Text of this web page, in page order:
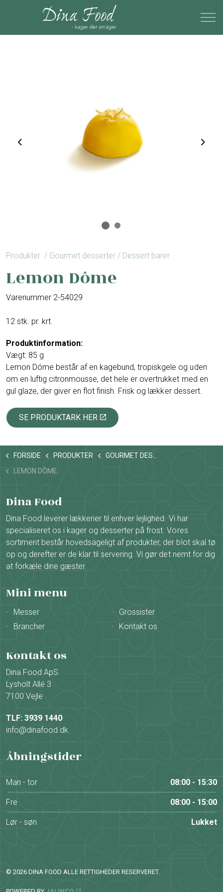
Previous Next
Produkter / Gourmet desserter / Dessert barer
Lemon Dôme
Varenummer 2-54029
12 stk. pr. krt.
Produktinformation:
Vægt: 85 g
Lemon Dóme består af en kagebund, tropiskgele og uden
om en luftig citronmousse, det hele er overtrukket med en
gul glaze, der giver en flot finish. Frisk og lækker dessert.
SE PRODUKTARK HER
FORSIDE PRODUKTER
GOURMET DESSERTER / DESSERT BARER
LEMON DÔME
Dina Food
Dina Food leverer lækkerier til enhver lejlighed. Vi har
specialiseret os i kager og desserter på frost. Vores
sortiment består hovedsageligt af produkter, der blot skal tø
op og derefter er de klar til servering. Vi gør det nemt for dig
at forkæle dine gæster.
Mini menu
Messer
Grossister
Brancher
Kontakt os
Kontakt os
Dina Food ApS
Lysholt Allé 3
7100 Vejle
TLF: 3939 1440
info@dinafood.dk
Åbningstider
Man - tor 08:00 - 15:30
Fre 08:00 - 15:00
Lør - søn Lukket
© 2026 DINA FOOD ALLE RETTIGHEDER RESERVERET.